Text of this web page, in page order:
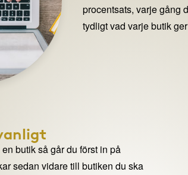
procentsats, varje gång
tydligt vad varje butik
butik så går du först in på
sedan vidare till butiken du ska